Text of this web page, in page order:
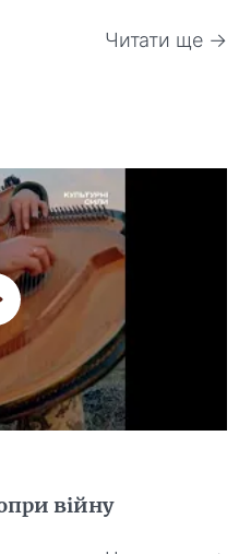
Читати ще →
війну